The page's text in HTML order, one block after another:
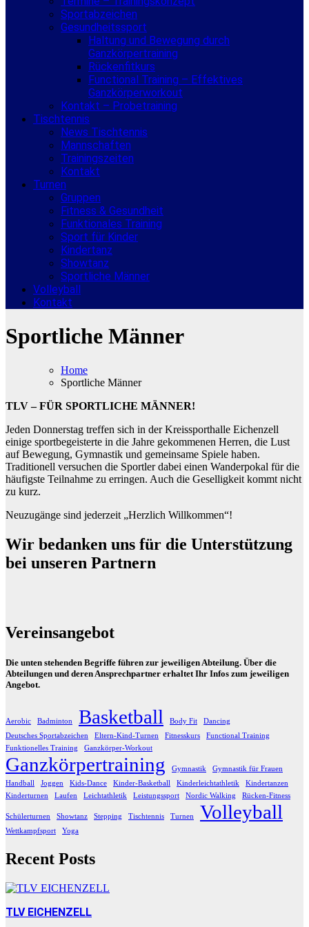
Sportabzeichen
Gesundheitssport
Haltung und Bewegung durch
Ganzkörpertraining
Rückenfitkurs
Functional Training – Effektives
Ganzkörperworkout
Kontakt – Probetraining
Tischtennis
News Tischtennis
Mannschaften
Trainingszeiten
Kontakt
Turnen
Gruppen
Fitness & Gesundheit
Funktionales Training
Sport für Kinder
Kindertanz
Showtanz
Sportliche Männer
Volleyball
Kontakt
Sportliche Männer
Home
Sportliche Männer
TLV – FÜR SPORTLICHE MÄNNER!
Jeden Donnerstag treffen sich in der Kreissporthalle Eichenzell
einige sportbegeisterte in die Jahre gekommenen Herren, die Lust
auf Bewegung, Gymnastik und gemeinsame Spiele haben.
Traditionell versuchen die Sportler dabei einen Wanderpokal für die
häufigste Teilnahme zu erringen. Auch die Geselligkeit kommt nicht
zu kurz.
Neuzugänge sind jederzeit „Herzlich Willkommen“!
Wir bedanken uns für die Unterstützung
bei unseren Partnern
Vereinsangebot
Die unten stehenden Begriffe führen zur jeweiligen Abteilung. Über die
Abteilungen und deren Ansprechpartner erhaltet Ihr Infos zum jeweiligen
Angebot.
Aerobic Badminton Basketball Body Fit
Dancing
Deutsches Sportabzeichen
Eltern-Kind-Turnen Fitnesskurs
Functional Training
Funktionelles Training
Ganzkörper-Workout
Ganzkörpertraining Gymnastik
Gymnastik für Frauen
Handball
Joggen Kids-Dance Kinder-Basketball Kinderleichtathletik
Kindertanzen
Kinderturnen
Laufen Leichtathletik Leistungssport Nordic Walking Rücken-Fitness
Schülerturnen Showtanz Stepping Tischtennis Turnen Volleyball
Wettkampfsport Yoga
Recent Posts
TLV EICHENZELL